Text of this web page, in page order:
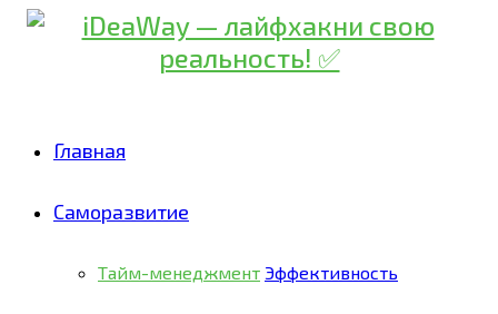
Главная
Саморазвитие
Тайм-менеджмент Эффективность